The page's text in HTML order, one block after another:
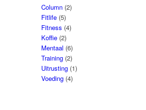
Column (2)
Fitlife (5)
Fitness (4)
Koffie (2)
Mentaal (6)
Training (2)
Uitrusting (1)
Voeding (4)